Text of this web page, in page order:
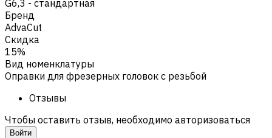
G6,3 - стандартная
Бренд
AdvaCut
Скидка
15%
Вид номенклатуры
Оправки для фрезерных головок с резьбой
Отзывы
Чтобы оставить отзыв, необходимо авторизоваться
Войти